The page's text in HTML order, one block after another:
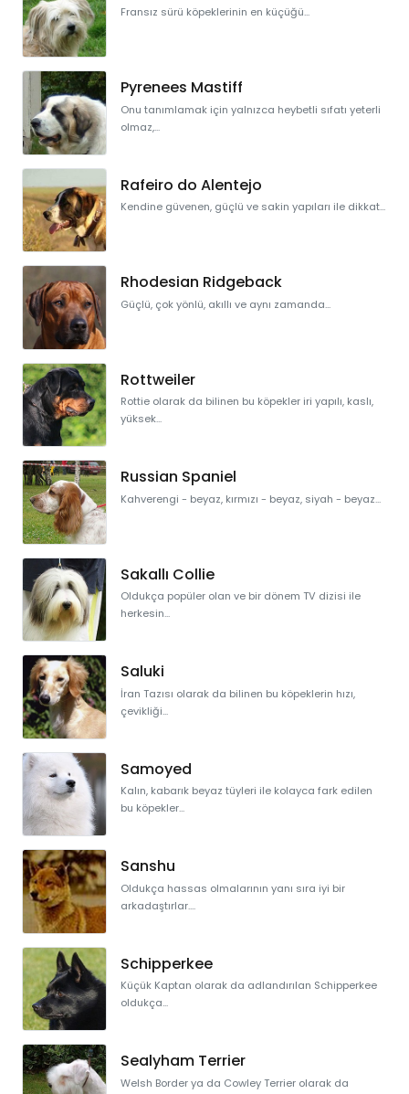
Fransız sürü köpeklerinin en küçüğü...
Pyrenees Mastiff
Onu tanımlamak için yalnızca heybetli sıfatı yeterli
olmaz,...
Rafeiro do Alentejo
Kendine güvenen, güçlü ve sakin yapıları ile dikkat...
Rhodesian Ridgeback
Güçlü, çok yönlü, akıllı ve aynı zamanda...
Rottweiler
Rottie olarak da bilinen bu köpekler iri yapılı, kaslı,
yüksek...
Russian Spaniel
Kahverengi - beyaz, kırmızı - beyaz, siyah - beyaz...
Sakallı Collie
Oldukça popüler olan ve bir dönem TV dizisi ile
herkesin...
Saluki
İran Tazısı olarak da bilinen bu köpeklerin hızı,
çevikliği...
Samoyed
Kalın, kabarık beyaz tüyleri ile kolayca fark edilen
bu köpekler...
Sanshu
Oldukça hassas olmalarının yanı sıra iyi bir
arkadaştırlar....
Schipperkee
Küçük Kaptan olarak da adlandırılan Schipperkee
oldukça...
Sealyham Terrier
Welsh Border ya da Cowley Terrier olarak da